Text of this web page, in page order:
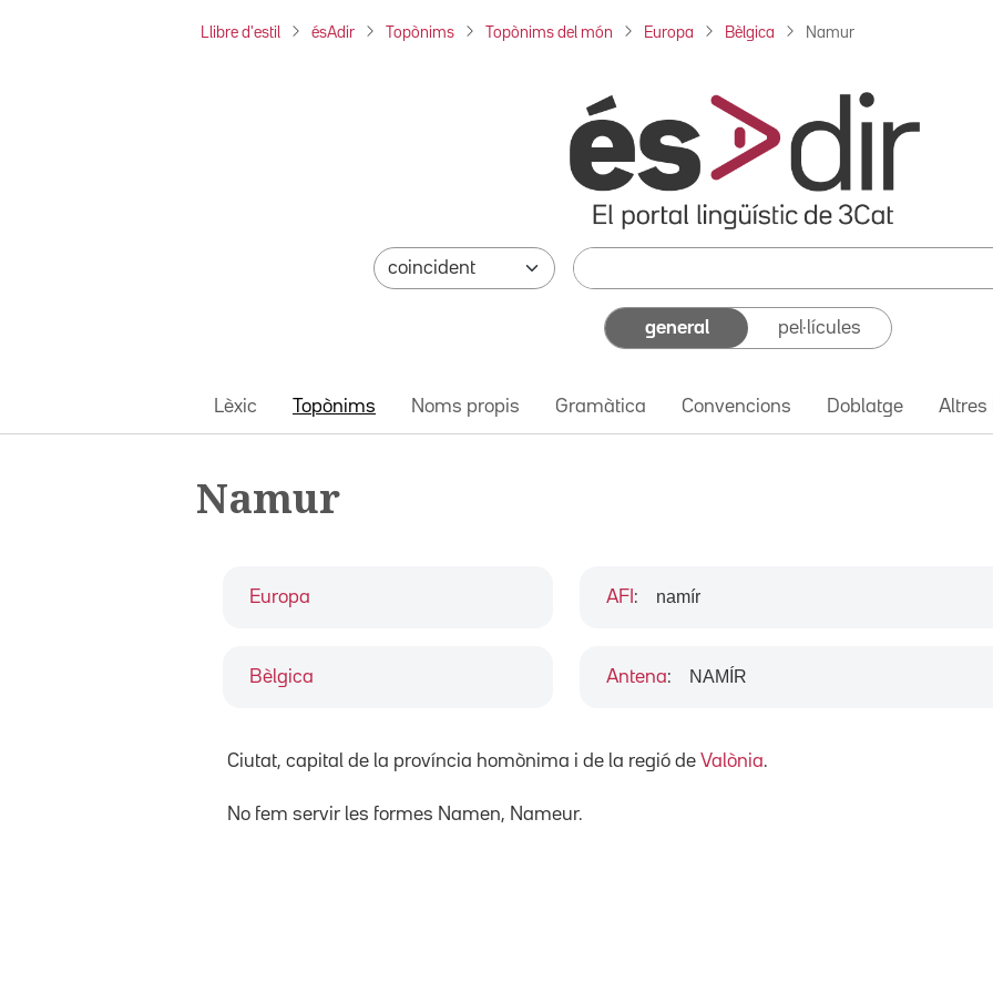
Llibre d'estil ésAdir Topònims Topònims del món Europa Bèlgica Namur
general pel·lícules
Lèxic Topònims Noms propis Gramàtica Convencions Doblatge Altres
Namur
Europa
Bèlgica
AFI : namír
Antena: NAMÍR
Ciutat, capital de la província homònima i de la regió de Valònia.
No fem servir les formes Namen, Nameur.